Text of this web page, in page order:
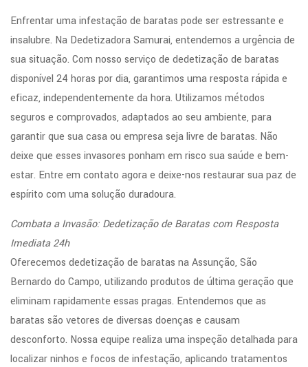
Enfrentar uma infestação de baratas pode ser estressante e
insalubre. Na Dedetizadora Samurai, entendemos a urgência de
sua situação. Com nosso serviço de dedetização de baratas
disponível 24 horas por dia, garantimos uma resposta rápida e
eficaz, independentemente da hora. Utilizamos métodos
seguros e comprovados, adaptados ao seu ambiente, para
garantir que sua casa ou empresa seja livre de baratas. Não
deixe que esses invasores ponham em risco sua saúde e bem-
estar. Entre em contato agora e deixe-nos restaurar sua paz de
espírito com uma solução duradoura.
Combata a Invasão: Dedetização de Baratas com Resposta
Imediata 24h
Oferecemos dedetização de baratas na Assunção, São
Bernardo do Campo, utilizando produtos de última geração que
eliminam rapidamente essas pragas. Entendemos que as
baratas são vetores de diversas doenças e causam
desconforto. Nossa equipe realiza uma inspeção detalhada para
localizar ninhos e focos de infestação, aplicando tratamentos